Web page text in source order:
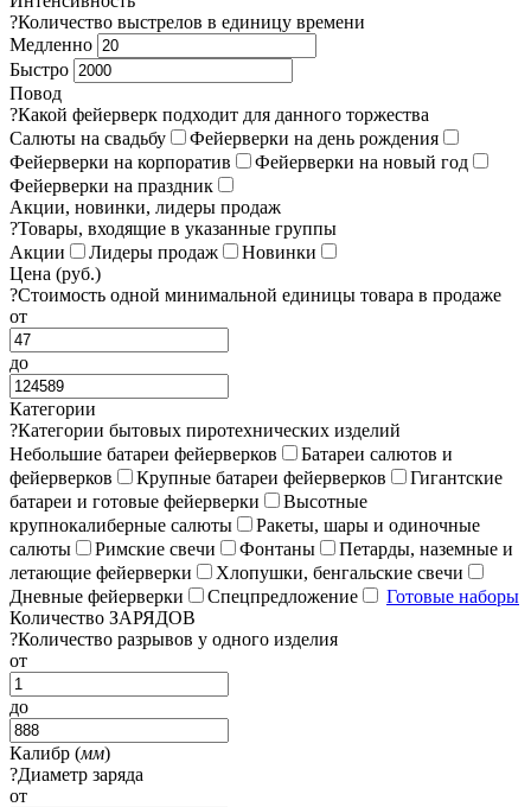
?Количество выстрелов в единицу времени
Медленно
Быстро
Повод
?Какой фейерверк подходит для данного торжества
Салюты на свадьбу
Фейерверки на день рождения
Фейерверки на корпоратив
Фейерверки на новый год
Фейерверки на праздник
Акции, новинки, лидеры продаж
?Товары, входящие в указанные группы
Акции
Лидеры продаж
Новинки
Цена (руб.)
?Стоимость одной минимальной единицы товара в продаже
от
до
Категории
?Категории бытовых пиротехнических изделий
Небольшие батареи фейерверков
Батареи салютов и
фейерверков
Крупные батареи фейерверков
Гигантские
батареи и готовые фейерверки
Высотные
крупнокалиберные салюты
Ракеты, шары и одиночные
салюты
Римские свечи Фонтаны
Петарды, наземные и
летающие фейерверки
Хлопушки, бенгальские свечи
Дневные фейерверки
Спецпредложение
Готовые наборы
Количество ЗАРЯДОВ
?Количество разрывов у одного изделия
от
до
Калибр (мм)
?Диаметр заряда
от